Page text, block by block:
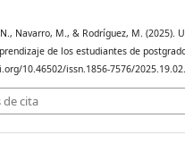
Navarro, M., & Rodríguez, M. (2025).
de los estudiantes de
10.46502/issn.1856-7576/
de cita